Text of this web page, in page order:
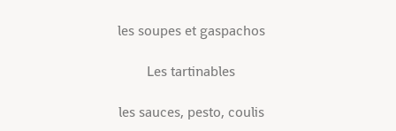
les soupes et gaspachos
Les tartinables
les sauces, pesto, coulis